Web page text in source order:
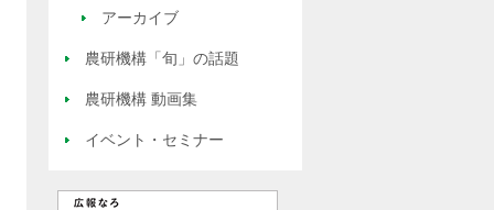
アーカイブ
農研機構「旬」の話題
農研機構 動画集
イベント・セミナー